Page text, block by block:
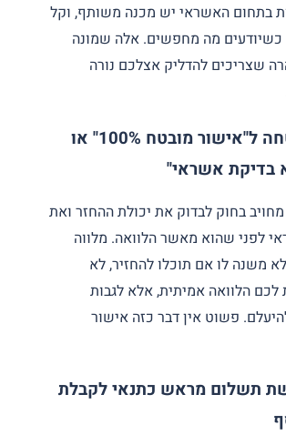
בתחום האשראי יש מכנה משותף, וקל
כשיודעים מה מחפשים. אלה שמונה
שצריכים להדליק אצלכם נורה
הבטחה ל"אישור מובטח 100%" או
בדיקת אשראי"
בחוק לבדוק את יכולת ההחזר ואת
לפני שהוא מאשר הלוואה. מלווה
משנה לו אם תוכלו להחזיר, לא
לכם הלוואה אמיתית, אלא לגבות
פשוט אין דבר כזה אישור
תשלום מראש כתנאי לקבלת